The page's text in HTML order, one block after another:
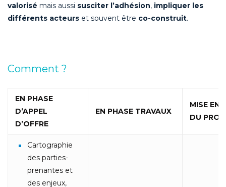
valorisé mais aussi susciter l’adhésion, impliquer les
différents acteurs et souvent être co-construit.
Comment ?
EN PHASE
D’APPEL
D’OFFRE
EN PHASE TRAVAUX
MISE EN
DU
Cartographie
des parties-
prenantes et
des enjeux,